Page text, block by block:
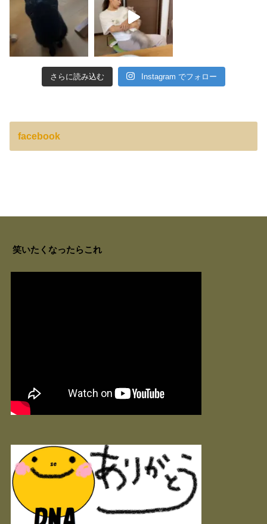
さらに読み込む Instagram でフォロー
facebook
笑いたくなったらこれ